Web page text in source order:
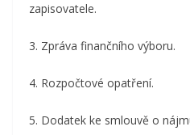
zapisovatele.
3. Zpráva finančního výboru.
4. Rozpočtové opatření.
5. Dodatek ke smlouvě o